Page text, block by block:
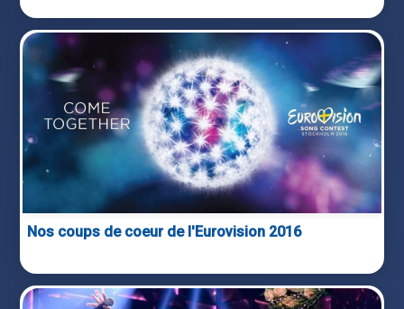
Nos coups de coeur de l'Eurovision 2016